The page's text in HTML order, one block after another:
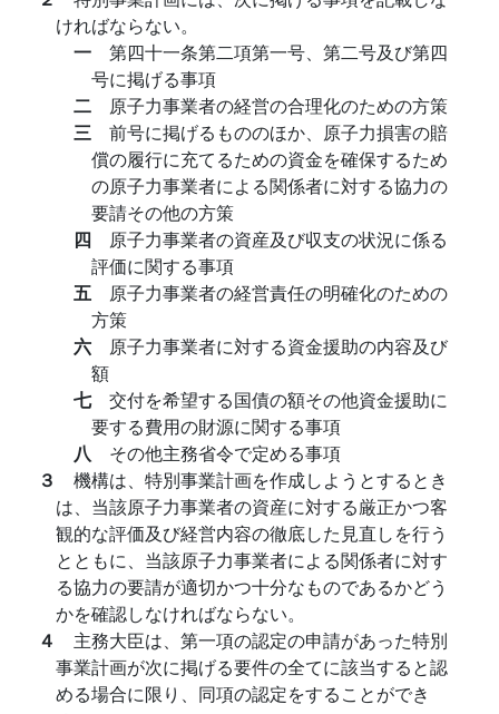
ければならない。
一 第四十一条第二項第一号、第二号及び第四
号に掲げる事項
二 原子力事業者の経営の合理化のための方策
三 前号に掲げるもののほか、原子力損害の賠
償の履行に充てるための資金を確保するため
の原子力事業者による関係者に対する協力の
要請その他の方策
四 原子力事業者の資産及び収支の状況に係る
評価に関する事項
五 原子力事業者の経営責任の明確化のための
方策
六 原子力事業者に対する資金援助の内容及び
額
七 交付を希望する国債の額その他資金援助に
要する費用の財源に関する事項
八 その他主務省令で定める事項
３ 機構は、特別事業計画を作成しようとするとき
は、当該原子力事業者の資産に対する厳正かつ客
観的な評価及び経営内容の徹底した見直しを行う
とともに、当該原子力事業者による関係者に対す
る協力の要請が適切かつ十分なものであるかどう
かを確認しなければならない。
４ 主務大臣は、第一項の認定の申請があった特別
事業計画が次に掲げる要件の全てに該当すると認
める場合に限り、同項の認定をすることができ